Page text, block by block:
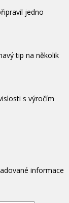
jedno
tip na několik
s výročím
informace